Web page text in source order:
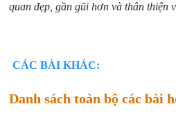
quan đẹp, gần gũi hơn và thân thiện
CÁC BÀI KHÁC:
Danh sách toàn bộ các bài